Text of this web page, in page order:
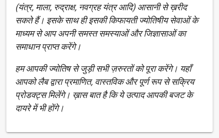
(यंत्र, माला, रुद्राक्ष, नवग्रह यंत्र आदि) आसानी से ख़रीद
सकते हैं। इसके साथ ही इसकी किफायती ज्योतिषीय सेवाओं के
माध्यम से आप अपनी समस्त समस्याओं और जिज्ञासाओं का
समाधान प्राप्त करेंगे।
हम आपकी ज्योतिष से जुड़ी सभी ज़रुरतों को पूरा करेंगे। यहाँ
आपको लैब द्वारा प्रमाणित, वास्तविक और पूर्ण रूप से सक्रिय
प्रोडक्ट्स मिलेंगे। ख़ास बात है कि ये उत्पाद आपकी बजट के
दायरे में भी होंगे।